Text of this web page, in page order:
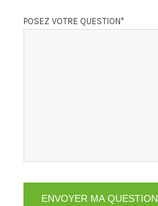
POSEZ VOTRE QUESTION*
ENVOYER MA QUESTION